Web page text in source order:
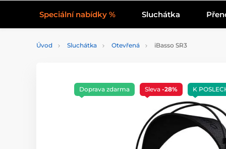
Speciální nabídky % Sluchátka
Úvod Sluchátka Otevřená iBasso SR3
Doprava zdarma Sleva -28% K